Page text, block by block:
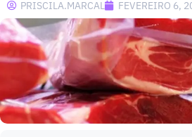
PRISCILA.MARCAL FEVEREIRO 6,